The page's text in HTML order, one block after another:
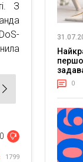
З
0
1799
0